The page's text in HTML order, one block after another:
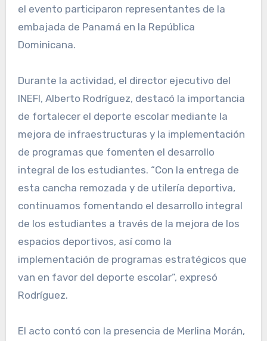
el evento participaron representantes de la
embajada de Panamá en la República
Dominicana.
Durante la actividad, el director ejecutivo del
INEFI, Alberto Rodríguez, destacó la importancia
de fortalecer el deporte escolar mediante la
mejora de infraestructuras y la implementación
de programas que fomenten el desarrollo
integral de los estudiantes. “Con la entrega de
esta cancha remozada y de utilería deportiva,
continuamos fomentando el desarrollo integral
de los estudiantes a través de la mejora de los
espacios deportivos, así como la
implementación de programas estratégicos que
van en favor del deporte escolar”, expresó
Rodríguez.
El acto contó con la presencia de Merlina Morán,